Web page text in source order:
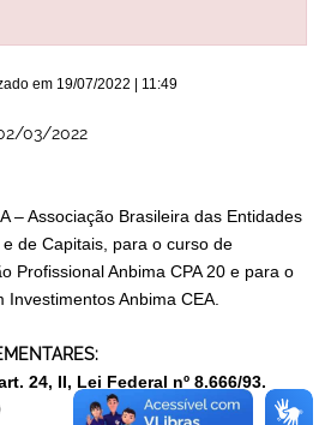
em 19/07/2022 | 11:49
03/2022
– Associação Brasileira das Entidades
de Capitais, para o curso de
Profissional Anbima CPA 20 e para o
Anbima CEA.
24, II, Lei Federal nº 8.666/93.